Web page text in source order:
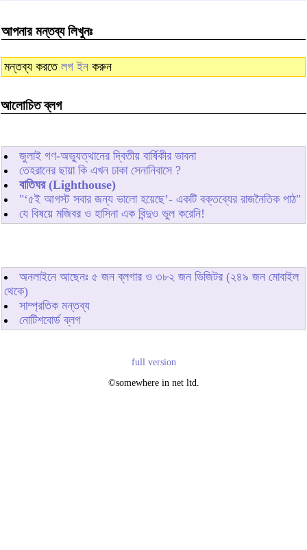
আপনার মন্তব্য লিখুনঃ
মন্তব্য করতে লগ ইন করুন
আলোচিত ব্লগ
জুলাই গণ-অভ্যুত্থানের দ্বিতীয় বার্ষিকীর ভাবনা
তেহরানের ছায়া কি এখন ঢাকা সেনানিবাসে ?
বাতিঘর (Lighthouse)
"‘৫ই আগস্ট সবার জন্য ভালো হয়েছে’- একটি বক্তব্যের রাজনৈতিক পাঠ"
যে বিষয়ে মজিবর ও হাসিনা এক বিন্দুও ভুল করেনি!
অনলাইনে আছেনঃ ৫ জন ব্লগার ও ৩৮২ জন ভিজিটর (২৪৯ জন মোবাইল
থেকে)
সাম্প্রতিক মন্তব্য
নোটিশবোর্ড ব্লগ
full version
©somewhere in net ltd.